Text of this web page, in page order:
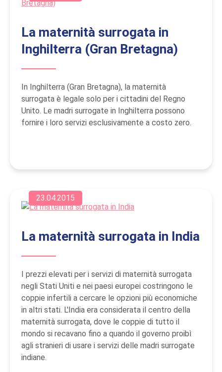
La maternità surrogata in
Inghilterra (Gran Bretagna)
In Inghilterra (Gran Bretagna), la maternità
surrogata è legale solo per i cittadini del Regno
Unito. Le madri surrogate in Inghilterra possono
fornire i loro servizi esclusivamente a costo zero.
23.04.2015
La maternità surrogata in India
I prezzi elevati per i servizi di maternità surrogata
negli Stati Uniti e nei paesi europei costringono le
coppie infertili a cercare le opzioni più economiche
in altri stati. L'India era considerata il centro della
maternità surrogata, dove le coppie di tutto il
mondo si recavano fino a quando il governo proibì
agli stranieri di usare i servizi delle madri surrogate
indiane.